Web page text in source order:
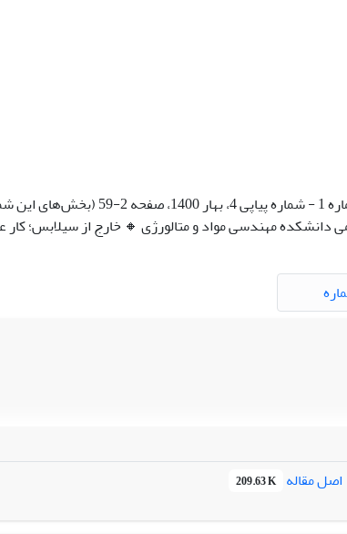
دوره 5، شماره 1 - شماره
دانشکده مهندسی مواد و متالورژی 🔸️ خارج از سیلابس؛
اصل مقاله 209.63 K